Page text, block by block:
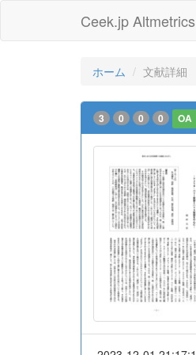
Ceek.jp
ホーム 文献詳細
3 0 0 0 OA